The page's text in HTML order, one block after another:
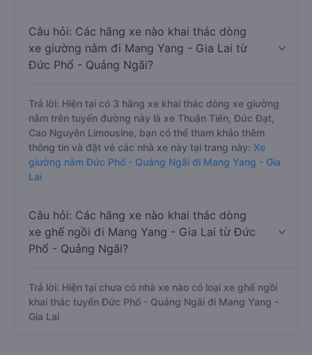
Câu hỏi: Các hãng xe nào khai thác dòng
xe giường nằm đi Mang Yang - Gia Lai từ
Đức Phổ - Quảng Ngãi?
Trả lời: Hiện tại có 3 hãng xe khai thác dòng xe giường
nằm trên tuyến đường này là xe Thuận Tiến, Đức Đạt,
Cao Nguyên Limousine, bạn có thể tham khảo thêm
thông tin và đặt vé các nhà xe này tại trang này: Xe
giường nằm Đức Phổ - Quảng Ngãi đi Mang Yang - Gia
Lai
Câu hỏi: Các hãng xe nào khai thác dòng
xe ghế ngồi đi Mang Yang - Gia Lai từ Đức
Phổ - Quảng Ngãi?
Trả lời: Hiện tại chưa có nhà xe nào có loại xe ghế ngồi
khai thác tuyến Đức Phổ - Quảng Ngãi đi Mang Yang -
Gia Lai